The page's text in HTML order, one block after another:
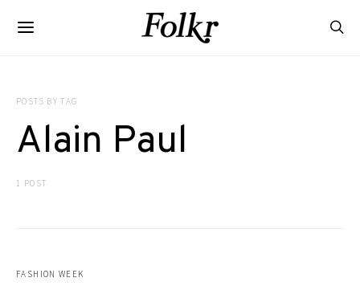
POSTS BY TAG
Alain Paul
1 POST
FASHION WEEK